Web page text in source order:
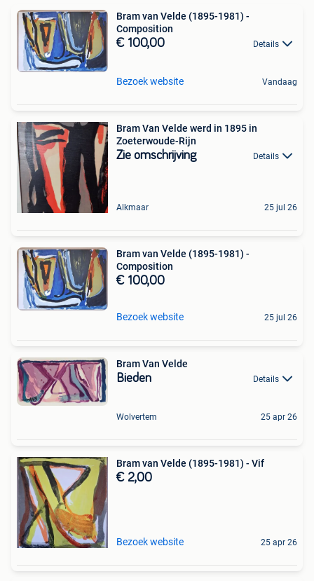
Bram van Velde (1895-1981) -
Composition
€ 100,00 Details
Bezoek website Vandaag
Bram Van Velde werd in 1895 in
Zoeterwoude-Rijn
Zie omschrijving Details
Alkmaar 25 jul 26
Bram van Velde (1895-1981) -
Composition
€ 100,00
Bezoek website 25 jul 26
Bram Van Velde
Bieden Details
Wolvertem 25 apr 26
Bram van Velde (1895-1981) - Vif
€ 2,00
Bezoek website 25 apr 26